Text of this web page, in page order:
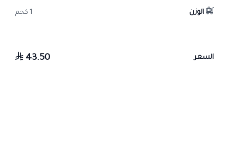
الوزن 1 كجم
السعر 43.50